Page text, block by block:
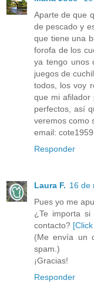
Aparte de que
de pescado y
que tiene una
forofa de los
ya tengo unos
juegos de
todos, los voy
que mi afilador
perfectos, así
veremos como
email:
Responder
Laura F. 16 de
Pues yo me
¿Te importa
contacto?
(Me envía un
spam.)
¡Gracias!
Responder